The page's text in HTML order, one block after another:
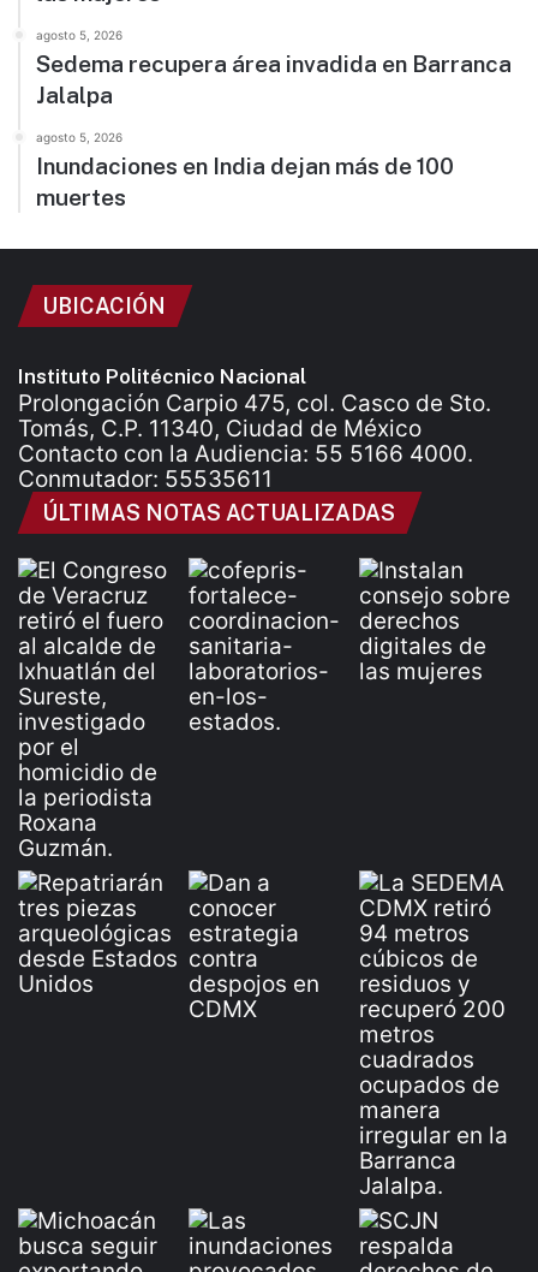
agosto 5, 2026
Sedema recupera área invadida en Barranca
Jalalpa
agosto 5, 2026
Inundaciones en India dejan más de 100
muertes
UBICACIÓN
Instituto Politécnico Nacional
Prolongación Carpio 475, col. Casco de Sto.
Tomás, C.P. 11340, Ciudad de México
Contacto con la Audiencia: 55 5166 4000.
Conmutador: 55535611
ÚLTIMAS NOTAS ACTUALIZADAS